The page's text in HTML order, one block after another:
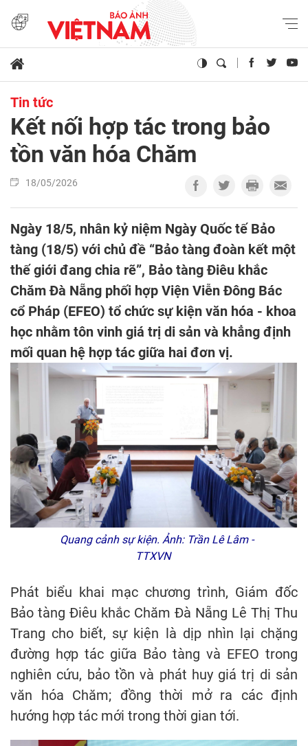
Tin tức
Kết nối hợp tác trong bảo
tồn văn hóa Chăm
18/05/2026
Ngày 18/5, nhân kỷ niệm Ngày Quốc tế Bảo
tàng (18/5) với chủ đề “Bảo tàng đoàn kết một
thế giới đang chia rẽ”, Bảo tàng Điêu khắc
Chăm Đà Nẵng phối hợp Viện Viễn Đông Bác
cổ Pháp (EFEO) tổ chức sự kiện văn hóa - khoa
học nhằm tôn vinh giá trị di sản và khẳng định
mối quan hệ hợp tác giữa hai đơn vị.
Quang cảnh sự kiện. Ảnh: Trần Lê Lâm -
TTXVN
Phát biểu khai mạc chương trình, Giám đốc
Bảo tàng Điêu khắc Chăm Đà Nẵng Lê Thị Thu
Trang cho biết, sự kiện là dịp nhìn lại chặng
đường hợp tác giữa Bảo tàng và EFEO trong
nghiên cứu, bảo tồn và phát huy giá trị di sản
văn hóa Chăm; đồng thời mở ra các định
hướng hợp tác mới trong thời gian tới.